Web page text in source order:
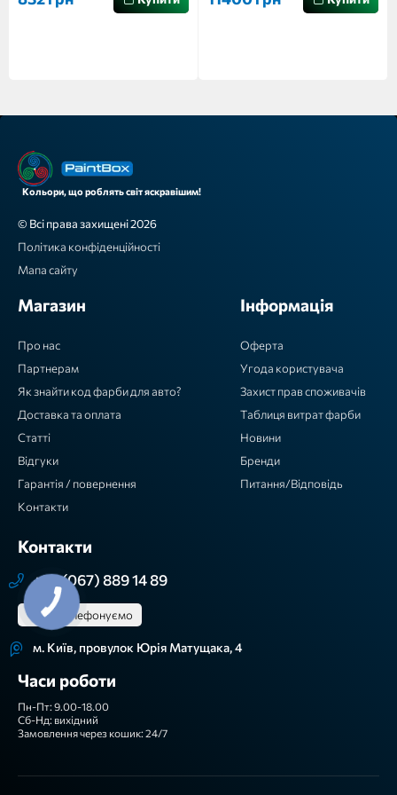
Кольори, що роблять світ яскравішим!
© Всі права захищені 2026
Політика конфіденційності
Мапа сайту
Магазин
Про нас
Партнерам
Як знайти код фарби для авто?
Доставка та оплата
Статті
Відгуки
Гарантія / повернення
Контакти
Інформація
Оферта
Угода користувача
Захист прав споживачів
Таблиця витрат фарби
Новини
Бренди
Питання/Відповідь
Контакти
+38 (067) 889 14 89
Зателефонуємо
м. Київ, провулок Юрія Матущака, 4
Часи роботи
Пн-Пт: 9.00-18.00
Сб-Нд: вихідний
Замовлення через кошик: 24/7